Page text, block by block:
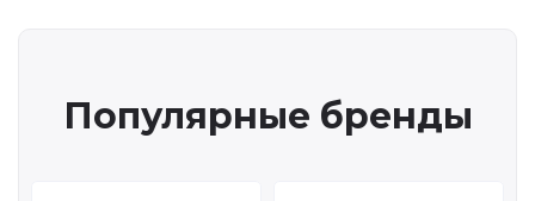
Популярные бренды